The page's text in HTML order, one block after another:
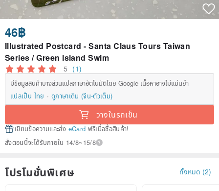
46฿
Illustrated Postcard - Santa Claus Tours Taiwan
Series / Green Island Swim
5 (1)
มีข้อมูลสินค้าบางส่วนแปลภาษาอัตโนมัติโดย Google เนื้อหาอาจไม่แม่นยำ
แปลเป็น ไทย
ดูภาษาเดิม (จีน-ตัวเต็ม)
วางในรถเข็น
เขียนข้อความและส่ง eCard ฟรีเมื่อซื้อสินค้า!
สั่งตอนนี้จะได้รับภายใน 14/8~15/8
โปรโมชั่นพิเศษ ทั้งหมด (2)